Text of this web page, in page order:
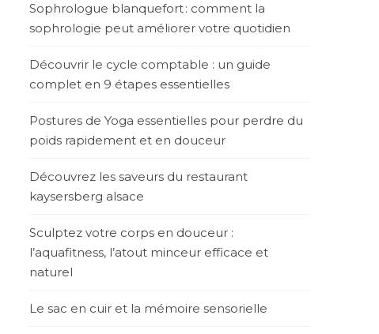
Sophrologue blanquefort : comment la
sophrologie peut améliorer votre quotidien
Découvrir le cycle comptable : un guide
complet en 9 étapes essentielles
Postures de Yoga essentielles pour perdre du
poids rapidement et en douceur
Découvrez les saveurs du restaurant
kaysersberg alsace
Sculptez votre corps en douceur :
l’aquafitness, l’atout minceur efficace et
naturel
Le sac en cuir et la mémoire sensorielle